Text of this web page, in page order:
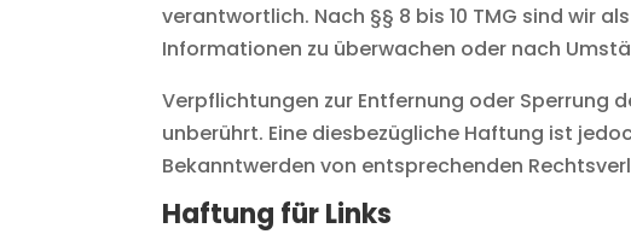
verantwortlich. Nach §§ 8 bis 10 TMG sind wir
Informationen zu überwachen oder nach
Verpflichtungen zur Entfernung oder Sperrung
unberührt. Eine diesbezügliche Haftung ist
Bekanntwerden von entsprechenden
Haftung für Links